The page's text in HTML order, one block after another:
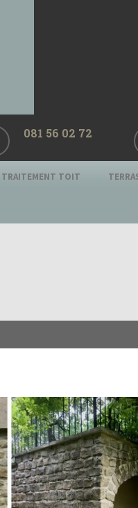
081 56 02 72
TRAITEMENT TOIT